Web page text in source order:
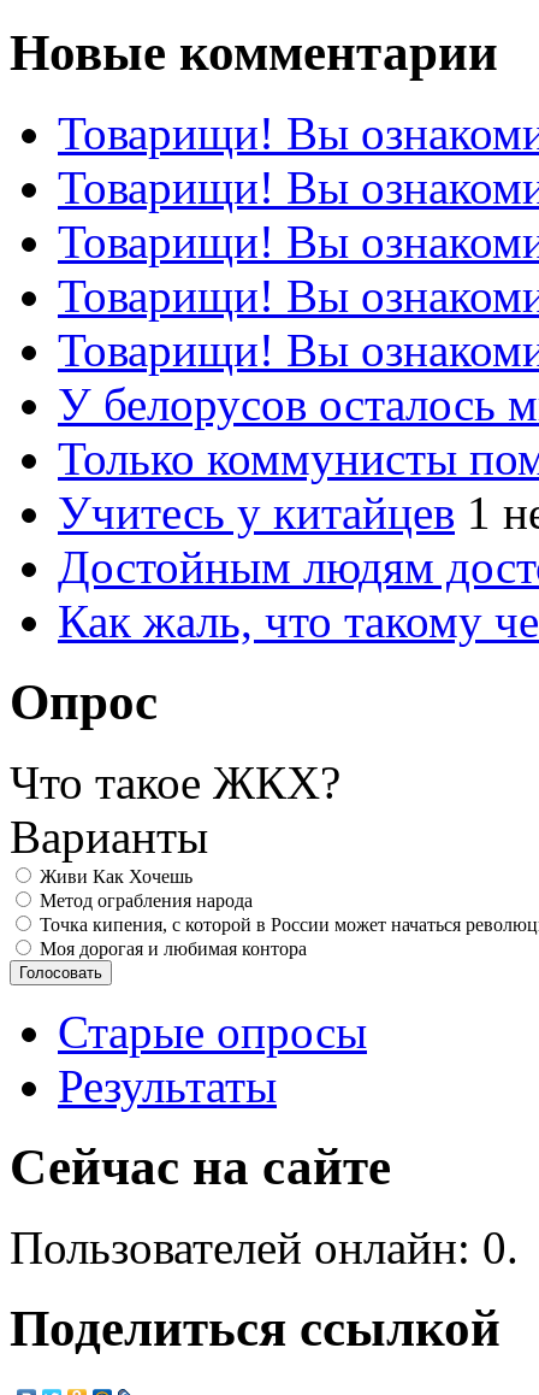
Новые комментарии
Товарищи! Вы
Товарищи! Вы
Товарищи! Вы
Товарищи! Вы
Товарищи! Вы
У белорусов осталось
Только коммунисты
Учитесь у китайцев 1
Достойным людям
Как жаль, что такому
Опрос
Что такое ЖКХ?
Варианты
Живи Как Хочешь
Метод ограбления народа
Точка кипения, с которой в России может начаться
Моя дорогая и любимая контора
Старые опросы
Результаты
Сейчас на сайте
Пользователей онлайн: 0.
Поделиться ссылкой